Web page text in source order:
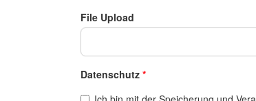
File Upload
Datenschutz *